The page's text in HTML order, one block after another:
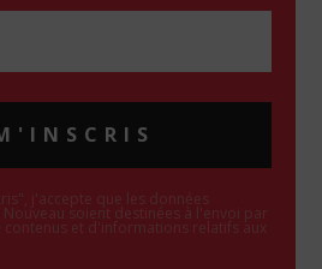
j'accepte que les données
soient destinées à l'envoi par
et d'informations relatifs aux